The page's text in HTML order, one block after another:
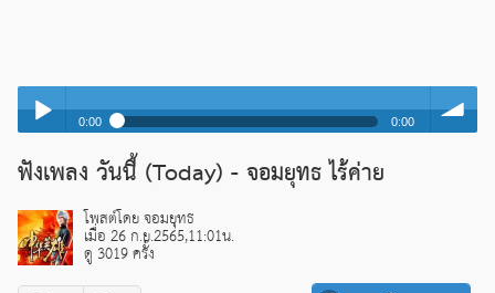
Play /
0:00 0:00
วันนี้ (Today) - จอมยุทธ ไร้ค่าย
วันนี้ (Today) - จอมยุทธ ไร้ค่าย
ฟังเพลง วันนี้ (Today) - จอมยุทธ ไร้ค่าย
โพสต์โดย จอมยุทธ
เมื่อ 26 ก.ย.2565,11:01น.
ดู 3019 ครั้ง